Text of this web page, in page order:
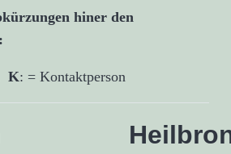
hiner den
K: = Kontaktperson